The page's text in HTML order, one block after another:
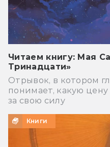
Читаем книгу: Мая
Тринадцати»
Отрывок, в котором
понимает, какую
за свою силу
Книги